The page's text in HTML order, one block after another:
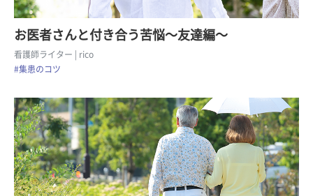
お医者さんと付き合う苦悩〜友達編〜
看護師ライター
| rico
#集患のコツ